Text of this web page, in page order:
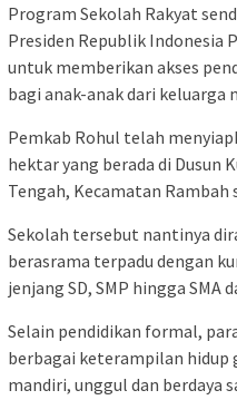
Program Sekolah Rakyat
Presiden Republik Indonesia
untuk memberikan akses
bagi anak-anak dari keluarga
Pemkab Rohul telah
hektar yang berada di Dusun
Tengah, Kecamatan
Sekolah tersebut nantinya
berasrama terpadu dengan
jenjang SD, SMP hingga SMA
Selain pendidikan formal,
berbagai keterampilan hidup
mandiri, unggul dan berdaya